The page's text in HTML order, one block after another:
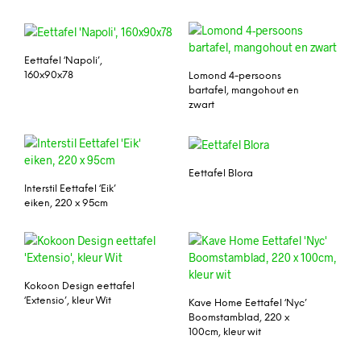
Eettafel ‘Napoli’,
160x90x78
Lomond 4-persoons
bartafel, mangohout en
zwart
Interstil Eettafel ‘Eik’
eiken, 220 x 95cm
Eettafel Blora
Kokoon Design eettafel
‘Extensio’, kleur Wit
Kave Home Eettafel ‘Nyc’
Boomstamblad, 220 x
100cm, kleur wit